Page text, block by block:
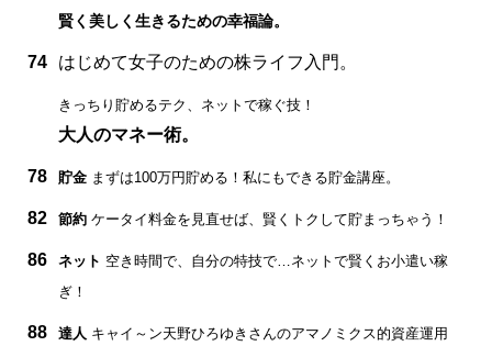
賢く美しく生きるための幸福論。
74 はじめて女子のための株ライフ入門。
きっちり貯めるテク、ネットで稼ぐ技！
大人のマネー術。
78 貯金 まずは100万円貯める！私にもできる貯金講座。
82 節約 ケータイ料金を見直せば、賢くトクして貯まっちゃう！
86 ネット 空き時間で、自分の特技で…ネットで賢くお小遣い稼
ぎ！
88 達人 キャイ～ン天野ひろゆきさんのアマノミクス的資産運用